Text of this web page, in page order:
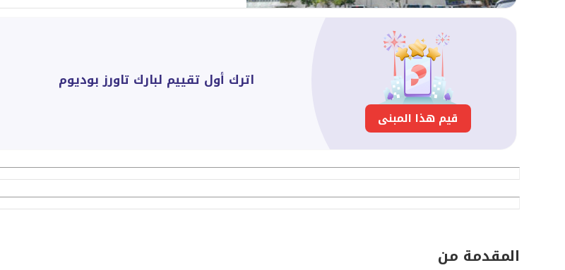
اترك أول تقييم لبارك تاورز بوديوم
قيم هذا المبنى
المقدمة من